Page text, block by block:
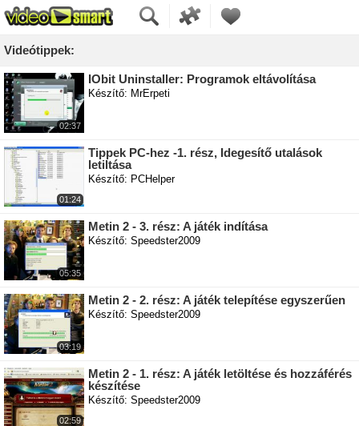
Videótippek:
02:37
IObit Uninstaller: Programok eltávolítása
Készítő: MrErpeti
01:24
Tippek PC-hez -1. rész, Idegesítő utalások
letiltása
Készítő: PCHelper
05:35
Metin 2 - 3. rész: A játék indítása
Készítő: Speedster2009
03:19
Metin 2 - 2. rész: A játék telepítése egyszerűen
Készítő: Speedster2009
02:59
Metin 2 - 1. rész: A játék letöltése és hozzáférés
készítése
Készítő: Speedster2009